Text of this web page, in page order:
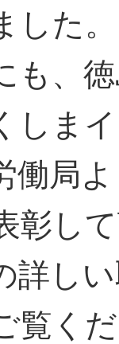
した。
も、
しま
働局
彰し
しい
覧く